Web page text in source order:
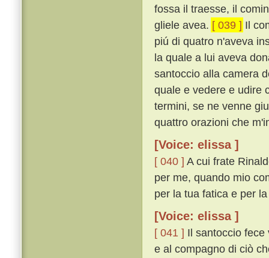
fossa il traesse, il
gliele avea. [ 039 ] Il
piú di quatro n'aveva
la quale a lui aveva
santoccio alla camera
quale e vedere e udire
termini, se ne venne
quattro orazioni che
[Voice: elissa ]
[ 040 ] A cui frate
per me, quando mio
per la tua fatica e per
[Voice: elissa ]
[ 041 ] Il santoccio
e al compagno di ciò